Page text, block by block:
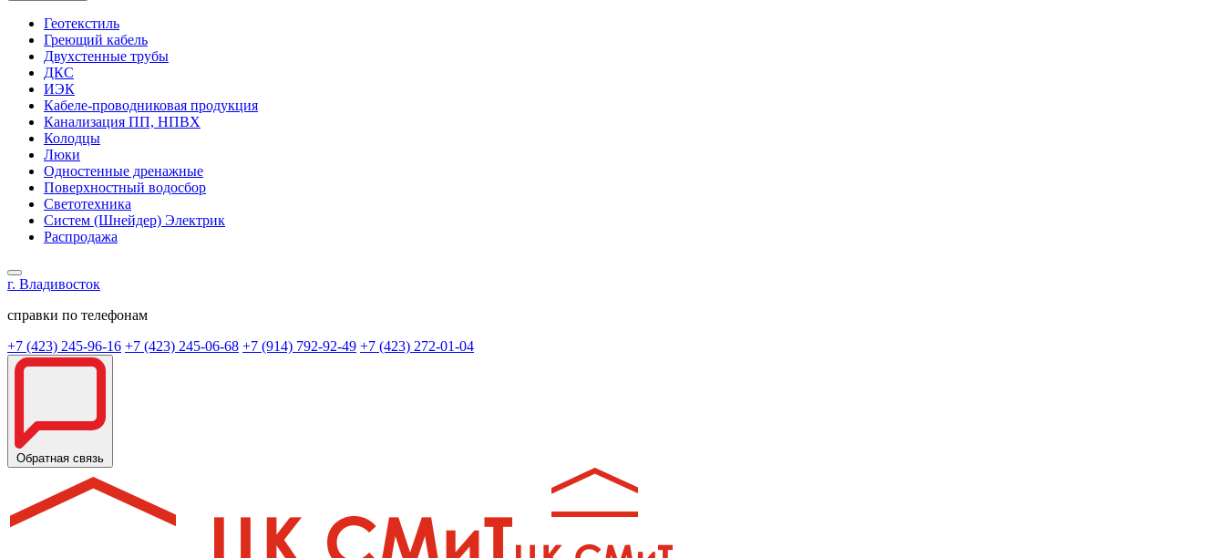
Геотекстиль
Греющий кабель
Двухстенные трубы
ДКС
ИЭК
Кабеле-проводниковая продукция
Канализация ПП, НПВХ
Колодцы
Люки
Одностенные дренажные
Поверхностный водосбор
Светотехника
Систем (Шнейдер) Электрик
Распродажа
г. Владивосток
справки по телефонам
+7 (423) 245-96-16 +7 (423) 245-06-68 +7 (914) 792-92-49 +7 (423) 272-01-04
Обратная связь